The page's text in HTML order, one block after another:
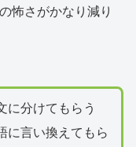
怖さがかなり減り
に分けてもらう
に言い換えてもら